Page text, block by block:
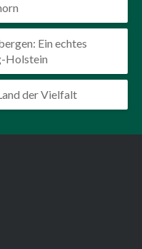
Ein echtes
Holstein
der Vielfalt